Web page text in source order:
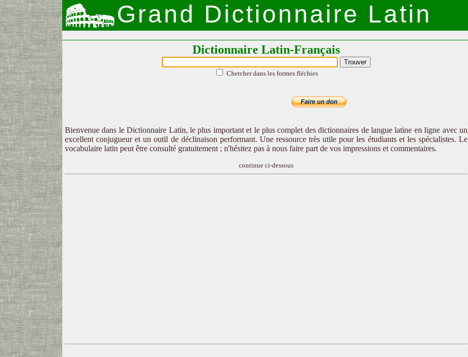
Grand Dictionnaire Latin
Dictionnaire Latin-Français
Chercher dans les formes fléchies
Bienvenue dans le Dictionnaire Latin, le plus important et le plus complet des dictionnaires de langue latine en ligne avec un
excellent conjugueur et un outil de déclinaison performant. Une ressource très utile pour les étudiants et les spécialistes. Le
vocabulaire latin peut être consulté gratuitement ; n'hésitez pas à nous faire part de vos impressions et commentaires.
continue ci-dessous